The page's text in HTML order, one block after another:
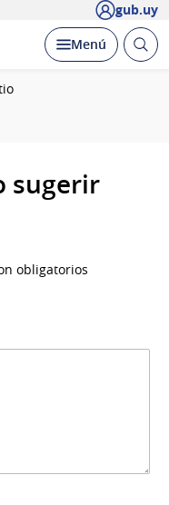
gub.uy
Desplegar
Menú Abrir
sugerir
obligatorios